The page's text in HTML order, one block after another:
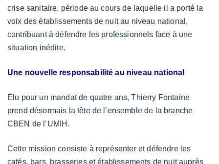
crise sanitaire, période au cours de laquelle il a porté la
voix des établissements de nuit au niveau national,
contribuant à défendre les professionnels face à une
situation inédite.
Une nouvelle responsabilité au niveau national
Élu pour un mandat de quatre ans, Thierry Fontaine
prend désormais la tête de l’ensemble de la branche
CBEN de l’UMIH.
Cette mission consiste à représenter et défendre les
cafés, bars, brasseries et établissements de nuit auprès